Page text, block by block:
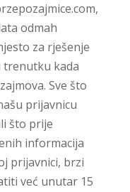
odmah
za rješenje
trenutku kada
Sve što
prijavnicu
što prije
informacija
prijavnici, brzi
već unutar 15